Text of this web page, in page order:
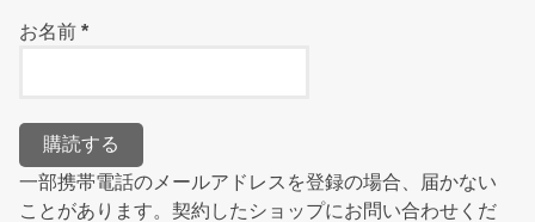
お名前*
一部携帯電話のメールアドレスを登録の場合、届かない
ことがあります。契約したショップにお問い合わせくだ